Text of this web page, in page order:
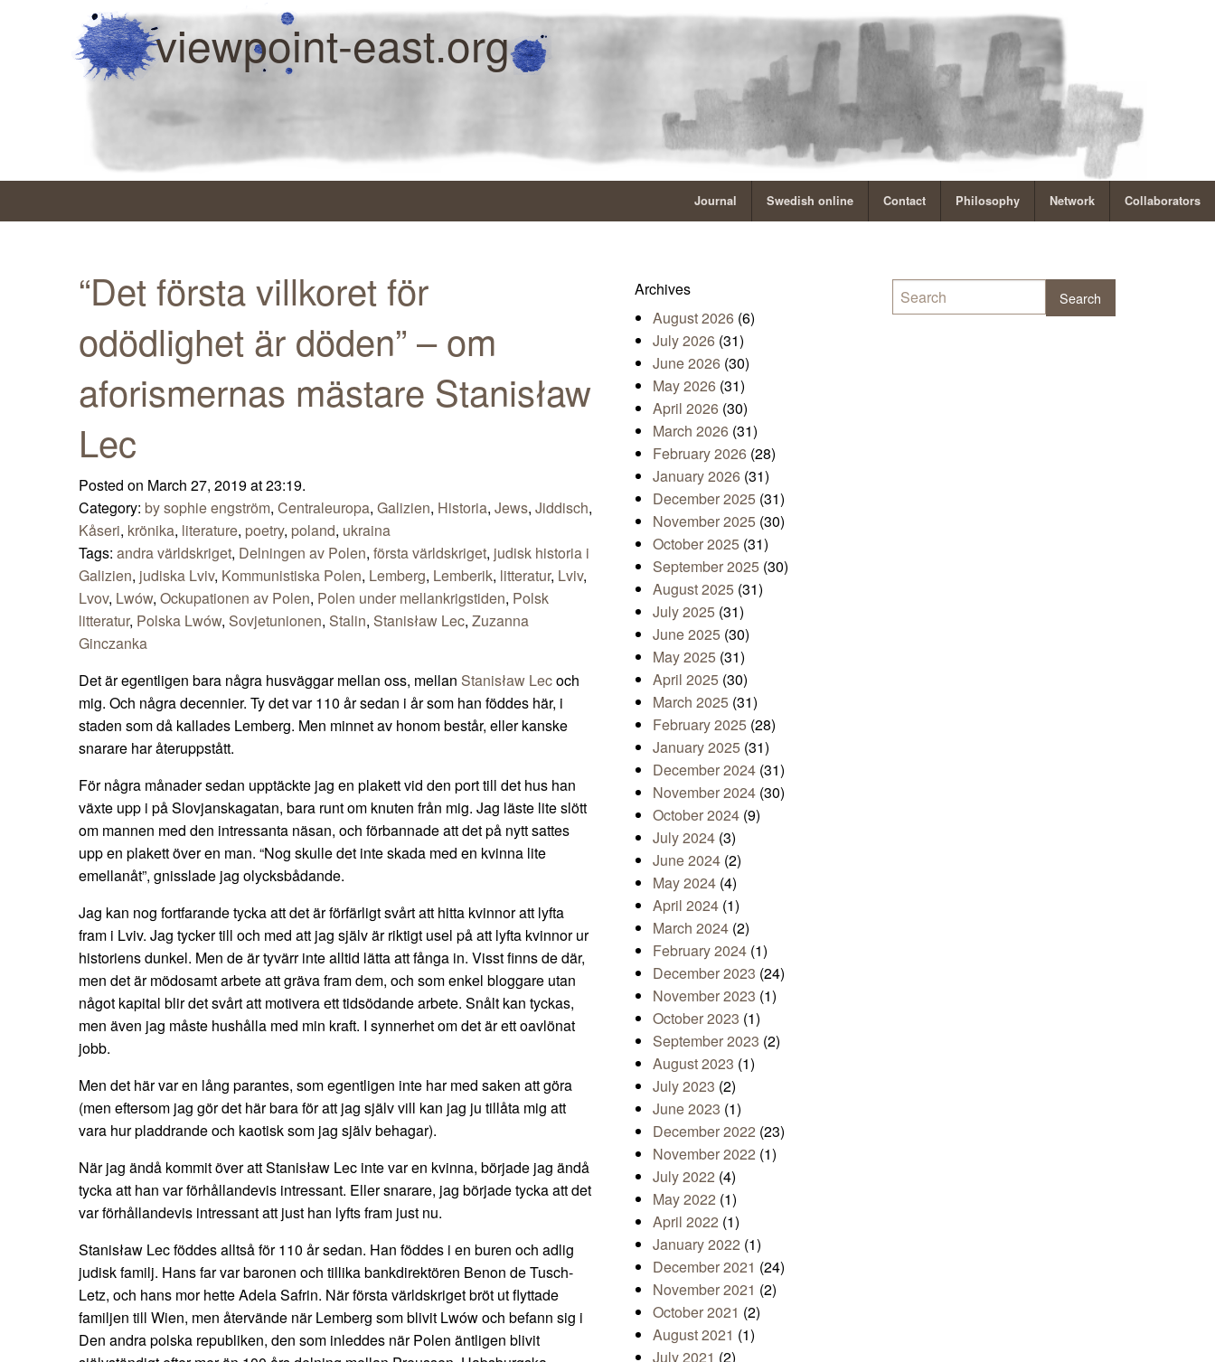
viewpoint-east.org
Journal Swedish online Contact Philosophy Network Collaborators
“Det första villkoret för
odödlighet är döden” – om
aforismernas mästare Stanisław
Lec
Posted on March 27, 2019 at 23:19.
Category: by sophie engström, Centraleuropa, Galizien, Historia, Jews, Jiddisch,
Kåseri, krönika, literature, poetry, poland, ukraina
Tags: andra världskriget, Delningen av Polen, första världskriget, judisk historia i
Galizien, judiska Lviv, Kommunistiska Polen, Lemberg, Lemberik, litteratur, Lviv,
Lvov, Lwów, Ockupationen av Polen, Polen under mellankrigstiden, Polsk
litteratur, Polska Lwów, Sovjetunionen, Stalin, Stanisław Lec, Zuzanna
Ginczanka
Det är egentligen bara några husväggar mellan oss, mellan Stanisław Lecoch
mig. Och några decennier. Ty det var 110 år sedan i år som han föddes här, i
staden som då kallades Lemberg. Men minnet av honom består, eller kanske
snarare har återuppstått.
För några månader sedan upptäckte jag en plakett vid den port till det hus han
växte upp i på Slovjanskagatan, bara runt om knuten från mig. Jag läste lite slött
om mannen med den intressanta näsan, och förbannade att det på nytt sattes
upp en plakett över en man. “Nog skulle det inte skada med en kvinna lite
emellanåt”, gnisslade jag olycksbådande.
Jag kan nog fortfarande tycka att det är förfärligt svårt att hitta kvinnor att lyfta
fram i Lviv. Jag tycker till och med att jag själv är riktigt usel på att lyfta kvinnor ur
historiens dunkel. Men de är tyvärr inte alltid lätta att fånga in. Visst finns de där,
men det är mödosamt arbete att gräva fram dem, och som enkel bloggare utan
något kapital blir det svårt att motivera ett tidsödande arbete. Snålt kan tyckas,
men även jag måste hushålla med min kraft. I synnerhet om det är ett oavlönat
jobb.
Men det här var en lång parantes, som egentligen inte har med saken att göra
(men eftersom jag gör det här bara för att jag själv vill kan jag ju tillåta mig att
vara hur pladdrande och kaotisk som jag själv behagar).
När jag ändå kommit över att Stanisław Lec inte var en kvinna, började jag ändå
tycka att han var förhållandevis intressant. Eller snarare, jag började tycka att det
var förhållandevis intressant att just han lyfts fram just nu.
Stanisław Lec föddes alltså för 110 år sedan. Han föddes i en buren och adlig
judisk familj. Hans far var baronen och tillika bankdirektören Benon de Tusch-
Letz, och hans mor hette Adela Safrin. När första världskriget bröt ut flyttade
familjen till Wien, men återvände när Lemberg som blivit Lwów och befann sig i
Den andra polska republiken, den som inleddes när Polen äntligen blivit
Archives
August 2026 (6)
July 2026 (31)
June 2026 (30)
May 2026 (31)
April 2026 (30)
March 2026 (31)
February 2026 (28)
January 2026 (31)
December 2025 (31)
November 2025 (30)
October 2025 (31)
September 2025 (30)
August 2025 (31)
July 2025 (31)
June 2025 (30)
May 2025 (31)
April 2025 (30)
March 2025 (31)
February 2025 (28)
January 2025 (31)
December 2024 (31)
November 2024 (30)
October 2024 (9)
July 2024 (3)
June 2024 (2)
May 2024 (4)
April 2024 (1)
March 2024 (2)
February 2024 (1)
December 2023 (24)
November 2023 (1)
October 2023 (1)
September 2023 (2)
August 2023 (1)
July 2023 (2)
June 2023 (1)
December 2022 (23)
November 2022 (1)
July 2022 (4)
May 2022 (1)
April 2022 (1)
January 2022 (1)
December 2021 (24)
November 2021 (2)
October 2021 (2)
August 2021 (1)
July 2021 (2)